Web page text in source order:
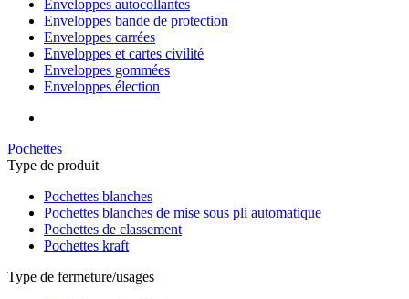
Enveloppes autocollantes
Enveloppes bande de protection
Enveloppes carrées
Enveloppes et cartes civilité
Enveloppes gommées
Enveloppes élection
Pochettes
Type de produit
Pochettes blanches
Pochettes blanches de mise sous pli automatique
Pochettes de classement
Pochettes kraft
Type de fermeture/usages